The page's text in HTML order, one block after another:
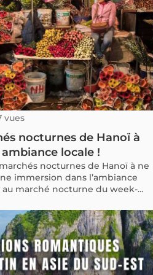
vues
nocturnes de Hanoï à
locale !
nocturnes de Hanoï à ne
immersion dans l’ambiance
au marché nocturne du week-
à Hanoï : il offre tout ce que
que ce soit une expérience
une atmosphère